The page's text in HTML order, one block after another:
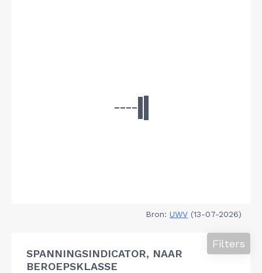
Bron: UWV (13-07-2026)
SPANNINGSINDICATOR, NAAR
BEROEPSKLASSE
Filters